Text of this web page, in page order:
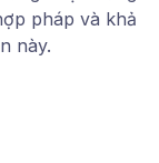
pháp và khả
này.